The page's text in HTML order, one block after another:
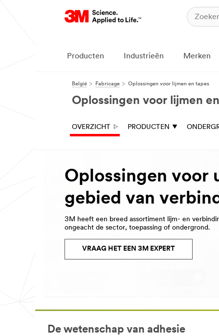
worden door een 3M
medewerker of door
waarmee wij uw
gegevens mogelijk
verplicht, tenzij
anders aangegeven.
Producten Industrieën Merken
België Fabricage Oplossingen voor lijmen en tapes
Oplossingen voor lijmen
OVERZICHT PRODUCTEN
Oplossingen voor
gebied van
3M heeft een breed assortiment lijm- en
ongeacht de sector, toepassing of ondergrond.
VRAAG HET EEN 3M EXPERT
De wetenschap van adhesie